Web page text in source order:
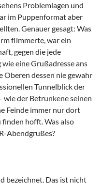
Problemlagen und
im Puppenformat aber
Genauer gesagt: Was
flimmerte, war ein
gegen die jede
eine Grußadresse ans
Oberen dessen nie gewahr
Tunnelblick der
wie der Betrunkene seinen
Feinde immer nur dort
finden hofft. Was also
Abendgrußes?
bezeichnet. Das ist nicht